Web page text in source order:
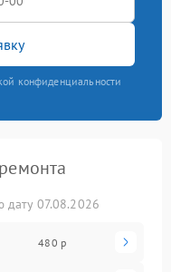
конфиденциальности
дату 07.08.2026
480 р